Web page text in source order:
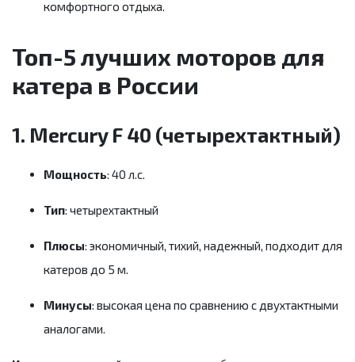
комфортного отдыха.
Топ-5 лучших моторов для
катера в России
1. Mercury F 40 (четырехтактный)
Мощность: 40 л.с.
Тип: четырехтактный
Плюсы: экономичный, тихий, надежный, подходит для
катеров до 5 м.
Минусы: высокая цена по сравнению с двухтактными
аналогами.